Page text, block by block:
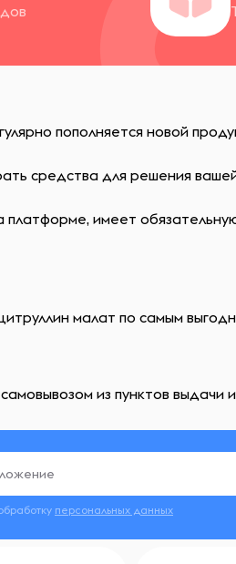
пополняется новой
средства для решения
имеет
малат по самым
из пунктов выдачи
персональных данных